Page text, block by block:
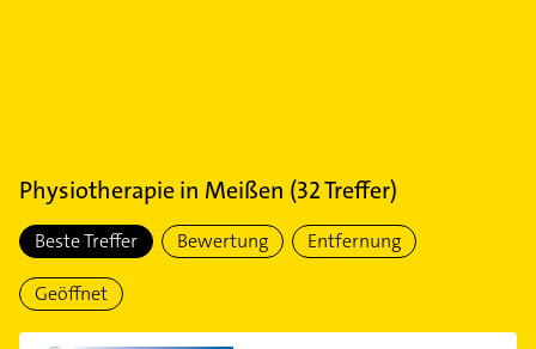
Physiotherapiein Meißen (32Treffer)
Beste Treffer Bewertung Entfernung
Geöffnet